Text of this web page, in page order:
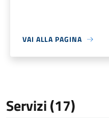
VAI ALLA PAGINA
Servizi (17)